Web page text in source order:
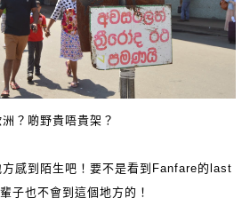
？啲野貴唔貴架？
感到陌生吧！要不是看到Fanfare的last
子也不會到這個地方的！